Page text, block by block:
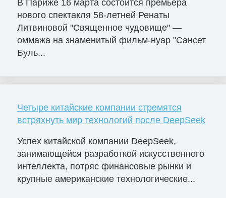
В Париже 16 марта состоится премьера
нового спектакля 58-летней Ренаты
Литвиновой "Священное чудовище" —
оммажа на знаменитый фильм-нуар "Сансет
Буль...
Четыре китайские компании стремятся
встряхнуть мир технологий после DeepSeek
Успех китайской компании DeepSeek,
занимающейся разработкой искусственного
интеллекта, потряс финансовые рынки и
крупные американские технологические...